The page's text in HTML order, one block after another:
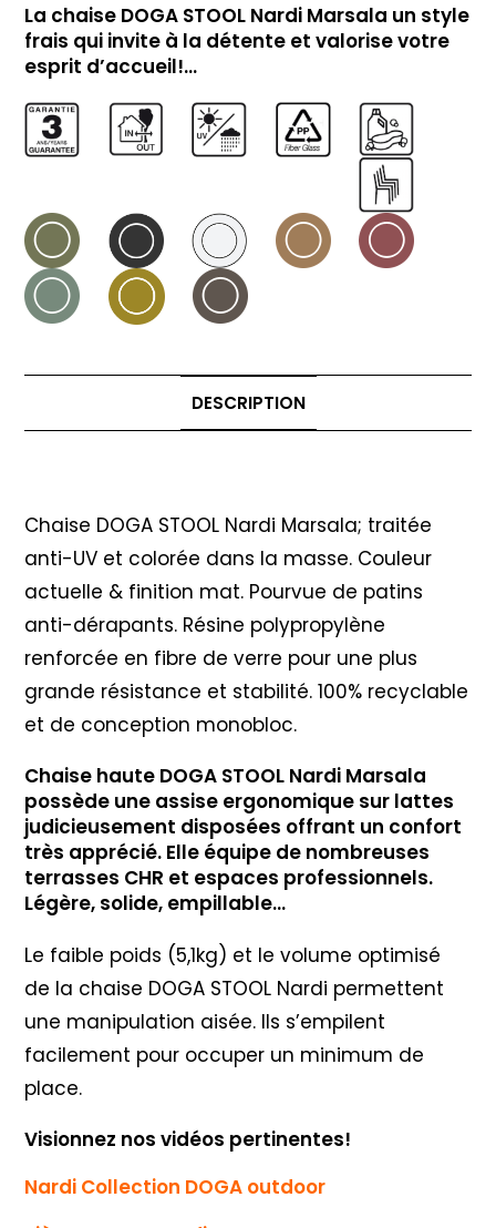
La chaise DOGA STOOL Nardi Marsala un style
frais qui invite à la détente et valorise votre
esprit d’accueil!…
DESCRIPTION
Chaise DOGA STOOL Nardi Marsala; traitée
anti-UV et colorée dans la masse. Couleur
actuelle & finition mat. Pourvue de patins
anti-dérapants. Résine polypropylène
renforcée en fibre de verre pour une plus
grande résistance et stabilité. 100% recyclable
et de conception monobloc.
Chaise haute DOGA STOOL Nardi Marsala
possède une assise ergonomique sur lattes
judicieusement disposées offrant un confort
très apprécié. Elle équipe de nombreuses
terrasses CHR et espaces professionnels.
Légère, solide, empillable…
Le faible poids (5,1kg) et le volume optimisé
de la chaise DOGA STOOL Nardi permettent
une manipulation aisée. Ils s’empilent
facilement pour occuper un minimum de
place.
Visionnez nos vidéos pertinentes!
Nardi Collection DOGA outdoor